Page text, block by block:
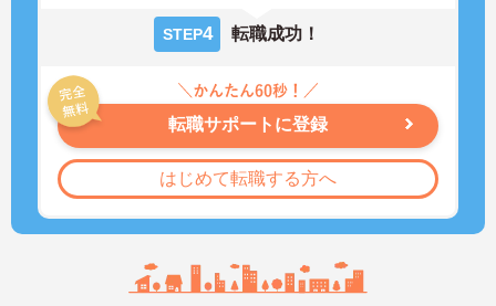
STEP4 転職成功！
転職サポートに登録
はじめて転職する方へ